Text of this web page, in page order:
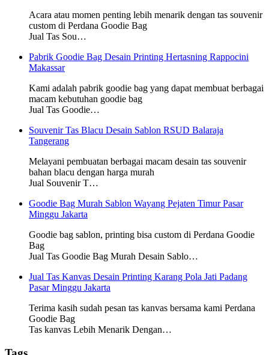
Acara atau momen penting lebih menarik dengan tas souvenir
custom di Perdana Goodie Bag
Jual Tas Sou…
Pabrik Goodie Bag Desain Printing Hertasning Rappocini
Makassar
Kami adalah pabrik goodie bag yang dapat membuat berbagai
macam kebutuhan goodie bag
Jual Tas Goodie…
Souvenir Tas Blacu Desain Sablon RSUD Balaraja
Tangerang
Melayani pembuatan berbagai macam desain tas souvenir
bahan blacu dengan harga murah
Jual Souvenir T…
Goodie Bag Murah Sablon Wayang Pejaten Timur Pasar
Minggu Jakarta
Goodie bag sablon, printing bisa custom di Perdana Goodie
Bag
Jual Tas Goodie Bag Murah Desain Sablo…
Jual Tas Kanvas Desain Printing Karang Pola Jati Padang
Pasar Minggu Jakarta
Terima kasih sudah pesan tas kanvas bersama kami Perdana
Goodie Bag
Tas kanvas Lebih Menarik Dengan…